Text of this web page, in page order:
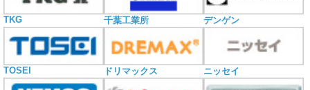
TKG 千葉工業所 デンゲン
TOSEI ドリマックス ニッセイ